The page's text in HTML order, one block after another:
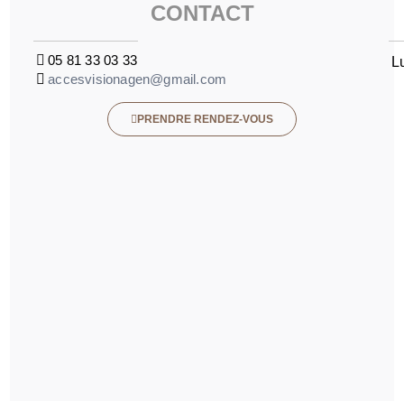
CONTACT
05 81 33 03 33
accesvisionagen@gmail.com
PRENDRE RENDEZ-VOUS